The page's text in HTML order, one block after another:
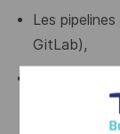
Les
GitLab),
La sécurité
gestion des